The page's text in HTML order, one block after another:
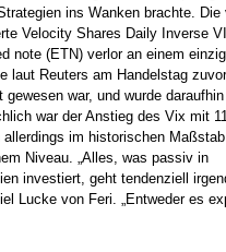
ins Wanken brachte. Die
Velocity Shares Daily Inverse
note (ETN) verlor an einem
laut Reuters am Handelstag
gewesen war, und wurde daraufhin
war der Anstieg des Vix mit
im historischen
Niveau. ­„Alles, was passiv in
investiert, geht ­tendenziell
­Lucke von ­Feri. „Entweder es